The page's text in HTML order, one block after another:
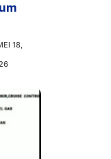
18,